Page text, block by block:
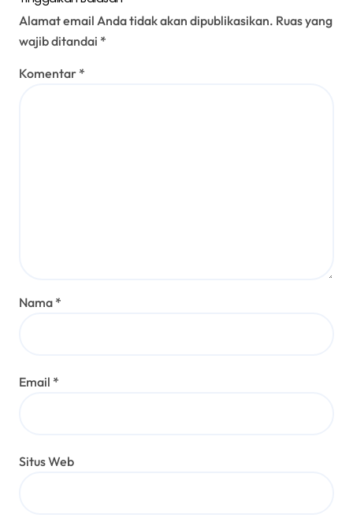
Alamat email Anda tidak akan dipublikasikan. Ruas yang
wajib ditandai *
Komentar *
Nama *
Email *
Situs Web